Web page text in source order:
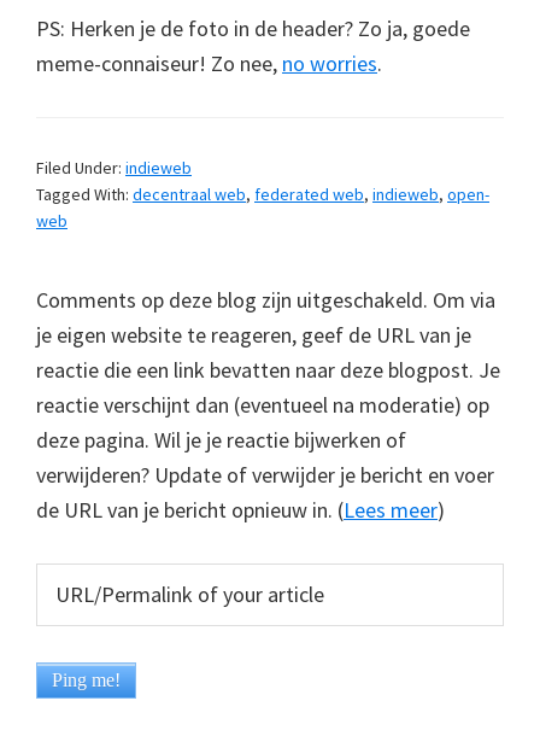
PS: Herken je de foto in de header? Zo ja, goede
meme-connaiseur! Zo nee, no worries.
Filed Under: indieweb
Tagged With: decentraal web, federated web, indieweb, open-
web
Comments op deze blog zijn uitgeschakeld. Om via
je eigen website te reageren, geef de URL van je
reactie die een link bevatten naar deze blogpost. Je
reactie verschijnt dan (eventueel na moderatie) op
deze pagina. Wil je je reactie bijwerken of
verwijderen? Update of verwijder je bericht en voer
de URL van je bericht opnieuw in. (Lees meer)